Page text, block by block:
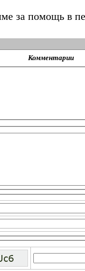
за помощь в
Комментарии